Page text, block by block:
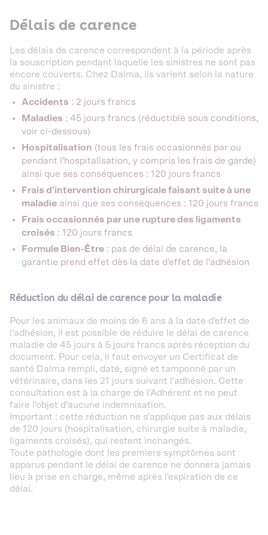
Délais de carence
Les délais de carence correspondent à la période après
la souscription pendant laquelle les sinistres ne sont pas
encore couverts. Chez Dalma, ils varient selon la nature
du sinistre :
Accidents : 2 jours francs
Maladies : 45 jours francs (réductible sous conditions,
voir ci-dessous)
Hospitalisation (tous les frais occasionnés par ou
pendant l'hospitalisation, y compris les frais de garde)
ainsi que ses conséquences : 120 jours francs
Frais d'intervention chirurgicale faisant suite à une
maladie ainsi que ses conséquences : 120 jours francs
Frais occasionnés par une rupture des ligaments
croisés : 120 jours francs
Formule Bien-Être : pas de délai de carence, la
garantie prend effet dès la date d'effet de l'adhésion
Réduction du délai de carence pour la maladie
Pour les animaux de moins de 6 ans à la date d'effet de
l'adhésion, il est possible de réduire le délai de carence
maladie de 45 jours à 5 jours francs après réception du
document. Pour cela, il faut envoyer un Certificat de
santé Dalma rempli, daté, signé et tamponné par un
vétérinaire, dans les 21 jours suivant l'adhésion. Cette
consultation est à la charge de l'Adhérent et ne peut
faire l'objet d'aucune indemnisation.
Important : cette réduction ne s'applique pas aux délais
de 120 jours (hospitalisation, chirurgie suite à maladie,
ligaments croisés), qui restent inchangés.
Toute pathologie dont les premiers symptômes sont
apparus pendant le délai de carence ne donnera jamais
lieu à prise en charge, même après l'expiration de ce
délai.